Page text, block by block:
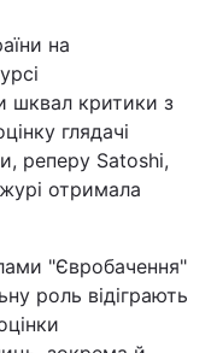
на
шквал критики з
глядачі
реперу Satoshi,
отримала
"Євробачення"
роль відіграють